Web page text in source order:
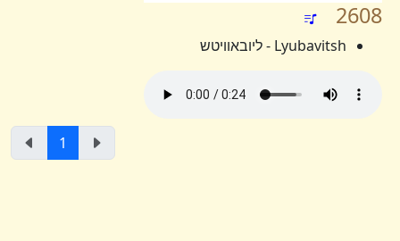
2608
Lyubavitsh - ליובאוויטש